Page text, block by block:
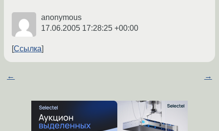
anonymous
17.06.2005 17:28:25 +00:00
Ссылка
← →